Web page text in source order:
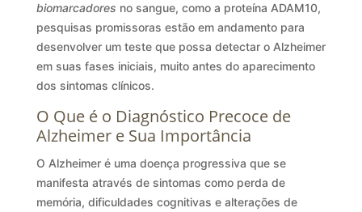
biomarcadores no sangue, como a proteína ADAM10,
pesquisas promissoras estão em andamento para
desenvolver um teste que possa detectar o Alzheimer
em suas fases iniciais, muito antes do aparecimento
dos sintomas clínicos.
O Que é o Diagnóstico Precoce de
Alzheimer e Sua Importância
O Alzheimer é uma doença progressiva que se
manifesta através de sintomas como perda de
memória, dificuldades cognitivas e alterações de